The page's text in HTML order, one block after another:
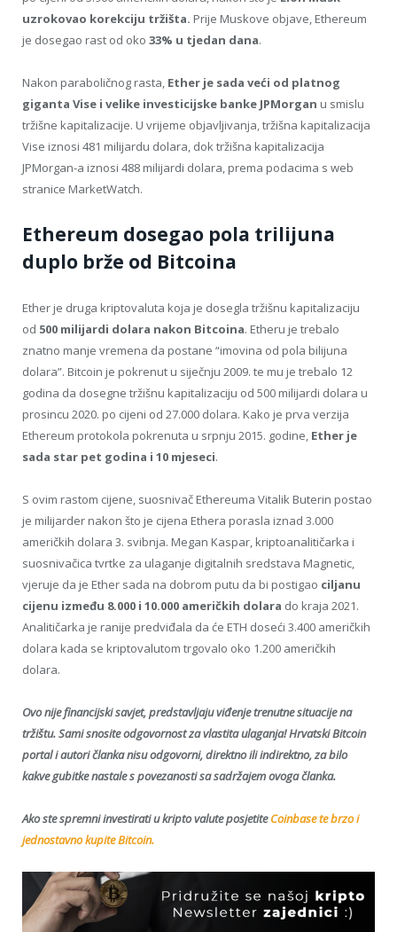
uzrokovao korekciju tržišta. Prije Muskove objave, Ethereum
je dosegao rast od oko 33% u tjedan dana.
Nakon paraboličnog rasta, Ether je sada veći od platnog
giganta Vise i velike investicijske banke JPMorgan u smislu
tržišne kapitalizacije. U vrijeme objavljivanja, tržišna kapitalizacija
Vise iznosi 481 milijardu dolara, dok tržišna kapitalizacija
JPMorgan-a iznosi 488 milijardi dolara, prema podacima s web
stranice MarketWatch.
Ethereum dosegao pola trilijuna
duplo brže od Bitcoina
Ether je druga kriptovaluta koja je dosegla tržišnu kapitalizaciju
od 500 milijardi dolara nakon Bitcoina. Etheru je trebalo
znatno manje vremena da postane “imovina od pola bilijuna
dolara”. Bitcoin je pokrenut u siječnju 2009. te mu je trebalo 12
godina da dosegne tržišnu kapitalizaciju od 500 milijardi dolara u
prosincu 2020. po cijeni od 27.000 dolara. Kako je prva verzija
Ethereum protokola pokrenuta u srpnju 2015. godine, Ether je
sada star pet godina i 10 mjeseci.
S ovim rastom cijene, suosnivač Ethereuma Vitalik Buterin postao
je milijarder nakon što je cijena Ethera porasla iznad 3.000
američkih dolara 3. svibnja. Megan Kaspar, kriptoanalitičarka i
suosnivačica tvrtke za ulaganje digitalnih sredstava Magnetic,
vjeruje da je Ether sada na dobrom putu da bi postigao ciljanu
cijenu između 8.000 i 10.000 američkih dolara do kraja 2021.
Analitičarka je ranije predviđala da će ETH doseći 3.400 američkih
dolara kada se kriptovalutom trgovalo oko 1.200 američkih
dolara.
Ovo nije financijski savjet, predstavljaju viđenje trenutne situacije na
tržištu. Sami snosite odgovornost za vlastita ulaganja! Hrvatski Bitcoin
portal i autori članka nisu odgovorni, direktno ili indirektno, za bilo
kakve gubitke nastale s povezanosti sa sadržajem ovoga članka.
Ako ste spremni investirati u kripto valute posjetiteCoinbase te brzo i
jednostavno kupite Bitcoin.